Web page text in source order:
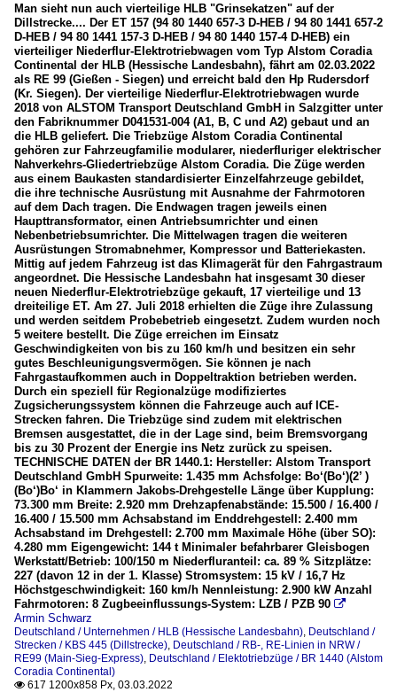
Man sieht nun auch vierteilige HLB "Grinsekatzen" auf der
Dillstrecke.... Der ET 157 (94 80 1440 657-3 D-HEB / 94 80 1441 657-2
D-HEB / 94 80 1441 157-3 D-HEB / 94 80 1440 157-4 D-HEB) ein
vierteiliger Niederflur-Elektrotriebwagen vom Typ Alstom Coradia
Continental der HLB (Hessische Landesbahn), fährt am 02.03.2022
als RE 99 (Gießen - Siegen) und erreicht bald den Hp Rudersdorf
(Kr. Siegen). Der vierteilige Niederflur-Elektrotriebwagen wurde
2018 von ALSTOM Transport Deutschland GmbH in Salzgitter unter
den Fabriknummer D041531-004 (A1, B, C und A2) gebaut und an
die HLB geliefert. Die Triebzüge Alstom Coradia Continental
gehören zur Fahrzeugfamilie modularer, niederfluriger elektrischer
Nahverkehrs-Gliedertriebzüge Alstom Coradia. Die Züge werden
aus einem Baukasten standardisierter Einzelfahrzeuge gebildet,
die ihre technische Ausrüstung mit Ausnahme der Fahrmotoren
auf dem Dach tragen. Die Endwagen tragen jeweils einen
Haupttransformator, einen Antriebsumrichter und einen
Nebenbetriebsumrichter. Die Mittelwagen tragen die weiteren
Ausrüstungen Stromabnehmer, Kompressor und Batteriekasten.
Mittig auf jedem Fahrzeug ist das Klimagerät für den Fahrgastraum
angeordnet. Die Hessische Landesbahn hat insgesamt 30 dieser
neuen Niederflur-Elektrotriebzüge gekauft, 17 vierteilige und 13
dreiteilige ET. Am 27. Juli 2018 erhielten die Züge ihre Zulassung
und werden seitdem Probebetrieb eingesetzt. Zudem wurden noch
5 weitere bestellt. Die Züge erreichen im Einsatz
Geschwindigkeiten von bis zu 160 km/h und besitzen ein sehr
gutes Beschleunigungsvermögen. Sie können je nach
Fahrgastaufkommen auch in Doppeltraktion betrieben werden.
Durch ein speziell für Regionalzüge modifiziertes
Zugsicherungssystem können die Fahrzeuge auch auf ICE-
Strecken fahren. Die Triebzüge sind zudem mit elektrischen
Bremsen ausgestattet, die in der Lage sind, beim Bremsvorgang
bis zu 30 Prozent der Energie ins Netz zurück zu speisen.
TECHNISCHE DATEN der BR 1440.1: Hersteller: Alstom Transport
Deutschland GmbH Spurweite: 1.435 mm Achsfolge: Bo‘(Bo‘)(2’ )
(Bo‘)Bo‘ in Klammern Jakobs-Drehgestelle Länge über Kupplung:
73.300 mm Breite: 2.920 mm Drehzapfenabstände: 15.500 / 16.400 /
16.400 / 15.500 mm Achsabstand im Enddrehgestell: 2.400 mm
Achsabstand im Drehgestell: 2.700 mm Maximale Höhe (über SO):
4.280 mm Eigengewicht: 144 t Minimaler befahrbarer Gleisbogen
Werkstatt/Betrieb: 100/150 m Niederfluranteil: ca. 89 % Sitzplätze:
227 (davon 12 in der 1. Klasse) Stromsystem: 15 kV / 16,7 Hz
Höchstgeschwindigkeit: 160 km/h Nennleistung: 2.900 kW Anzahl
Fahrmotoren: 8 Zugbeeinflussungs-System: LZB / PZB 90 
Armin Schwarz
Deutschland / Unternehmen / HLB (Hessische Landesbahn), Deutschland /
Strecken / KBS 445 (Dillstrecke), Deutschland / RB-, RE-Linien in NRW /
RE99 (Main-Sieg-Express), Deutschland / Elektotriebzüge / BR 1440 (Alstom
Coradia Continental)
 617 1200x858 Px, 03.03.2022